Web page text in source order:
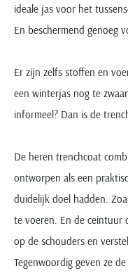
ideale jas voor het
En beschermend genoeg
Er zijn zelfs stoffen en
een winterjas nog te
informeel? Dan is de
De heren trenchcoat
ontworpen als een
duidelijk doel hadden.
te voeren. En de ceintuur
op de schouders en
Tegenwoordig geven ze